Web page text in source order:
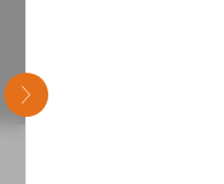
次のスライド